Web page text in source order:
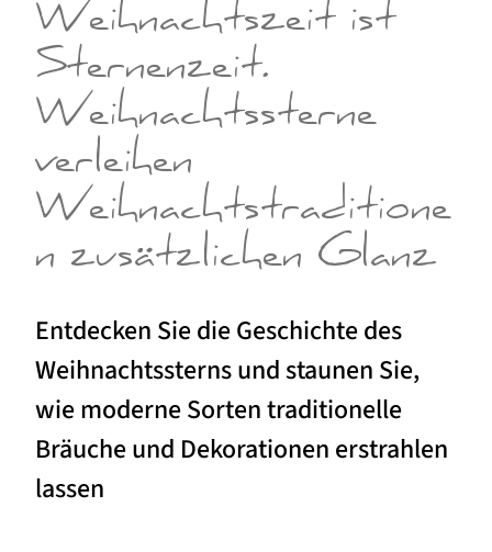
Weihnachtszeit ist
Sternenzeit.
Weihnachtssterne
verleihen
Weihnachtstraditione
n zusätzlichen Glanz
Entdecken Sie die Geschichte des
Weihnachtssterns und staunen Sie,
wie moderne Sorten traditionelle
Bräuche und Dekorationen erstrahlen
lassen